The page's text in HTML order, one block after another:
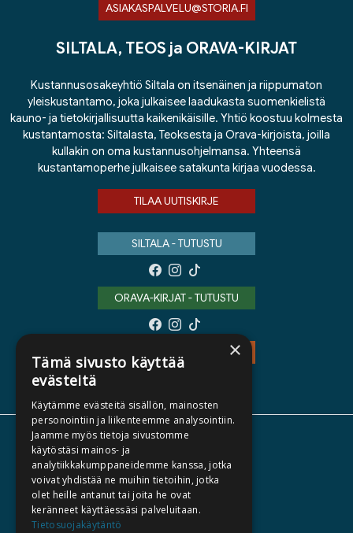
ASIAKASPALVELU@STORIA.FI
SILTALA, TEOS ja ORAVA-KIRJAT
Kustannusosakeyhtiö Siltala on itsenäinen ja riippumaton
yleiskustantamo, joka julkaisee laadukasta suomenkielistä
kauno- ja tietokirjallisuutta kaikenikäisille. Yhtiö koostuu kolmesta
kustantamosta: Siltalasta, Teoksesta ja Orava-kirjoista, joilla
kullakin on oma kustannusohjelmansa. Yhteensä
kustantamoperhe julkaisee satakunta kirjaa vuodessa.
TILAA UUTISKIRJE
SILTALA - TUTUSTU
ORAVA-KIRJAT - TUTUSTU
TIETOA MEISTÄ
TEKIJÄT
KATALOGIT
AJANKOHTAISTA
×
Tämä sivusto käyttää
evästeitä
Käytämme evästeitä sisällön, mainosten
personointiin ja liikenteemme analysointiin.
Jaamme myös tietoja sivustomme
käytöstäsi mainos- ja
analytiikkakumppaneidemme kanssa, jotka
voivat yhdistää ne muihin tietoihin, jotka
olet heille antanut tai joita he ovat
keränneet käyttäessäsi palveluitaan.
Tietosuojakäytäntö